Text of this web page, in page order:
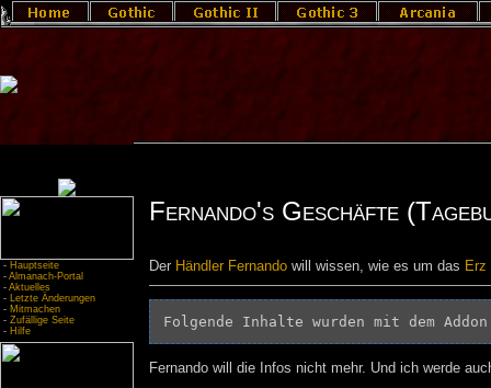
- Hauptseite
- Almanach-Portal
- Aktuelles
- Letzte Änderungen
- Mitmachen
- Zufällige Seite
- Hilfe
Fernando's Geschäfte
Der Händler Fernandowill wissen, wie es um das Erz
Folgende Inhalte wurden mit dem
Fernando will die Infos nicht mehr. Und ich werde